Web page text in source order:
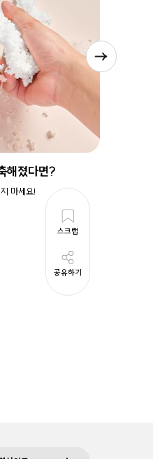
스크랩
공유하기
해졌다면?
마세요!